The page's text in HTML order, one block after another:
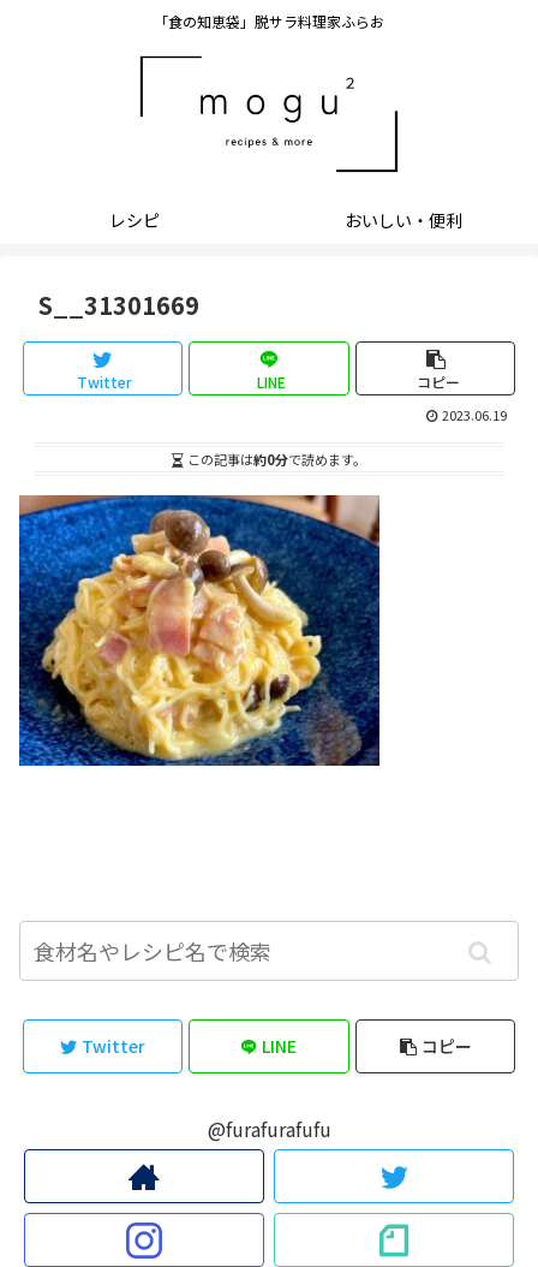
「食の知恵袋」脱サラ料理家ふらお
レシピ おいしい・便利
S__31301669
Twitter LINE コピー
2023.06.19
この記事は約0分で読めます。
Twitter LINE コピー
@furafurafufu